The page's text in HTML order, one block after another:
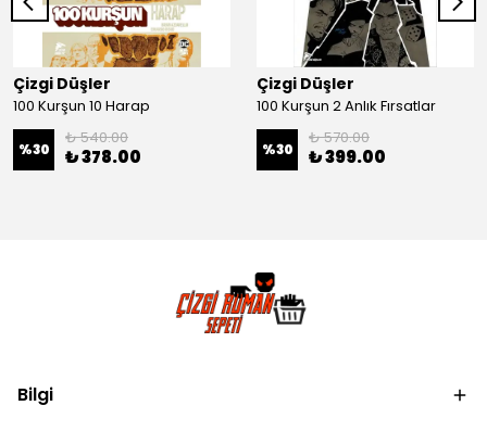
Çizgi Düşler
100 Kurşun 10 Harap
%30
₺ 540.00
₺ 378.00
Çizgi Düşler
100 Kurşun 2 Anlık Fırsatlar
%30
₺ 570.00
₺ 399.00
Bilgi